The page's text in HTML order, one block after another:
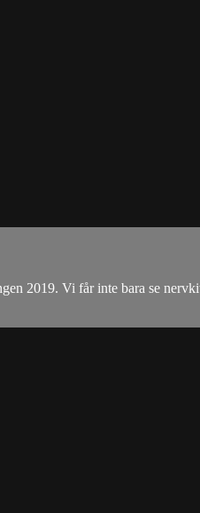
2019. Vi får inte bara se